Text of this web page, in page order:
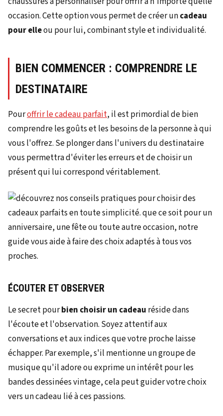
occasion. Cette option vous permet de créer uncadeau
pour elleou pour lui, combinant style et individualité.
BIEN COMMENCER : COMPRENDRE LE
DESTINATAIRE
Pouroffrir le cadeau parfait, il est primordial de bien
comprendre les goûts et les besoins de la personne à qui
vous l'offrez. Se plonger dans l'univers du destinataire
vous permettra d'éviter les erreurs et de choisir un
présent qui lui correspond véritablement.
ÉCOUTER ET OBSERVER
Le secret pourbien choisir un cadeau réside dans
l'écoute et l'observation. Soyez attentif aux
conversations et aux indices que votre proche laisse
échapper. Par exemple, s'il mentionne un groupe de
musique qu'il adore ou exprime un intérêt pour les
bandes dessinées vintage, cela peut guider votre choix
vers un cadeau lié à ces passions.